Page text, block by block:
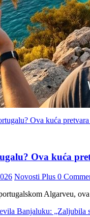
Ova kuća
Novosti Plus 0
Algarveu,